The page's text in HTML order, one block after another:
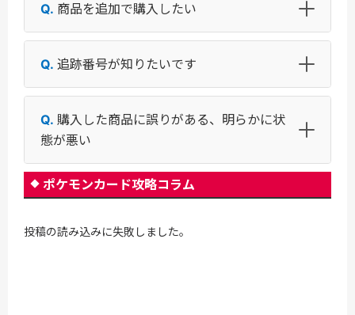
商品を追加で購入したい
追跡番号が知りたいです
購入した商品に誤りがある、明らかに状
態が悪い
ポケモンカード攻略コラム
投稿の読み込みに失敗しました。